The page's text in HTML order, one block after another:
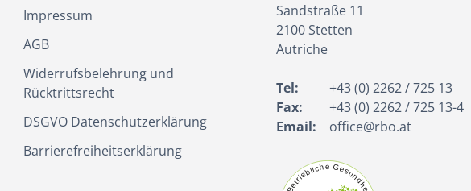
Impressum
AGB
Widerrufsbelehrung und
Rücktrittsrecht
DSGVO Datenschutzerklärung
Barrierefreiheitserklärung
Sandstraße 11
2100Stetten
Autriche
Tel:
+43 (0) 2262 / 725 13
Fax:
+43 (0) 2262 / 725 13-4
Email:
office@rbo.at